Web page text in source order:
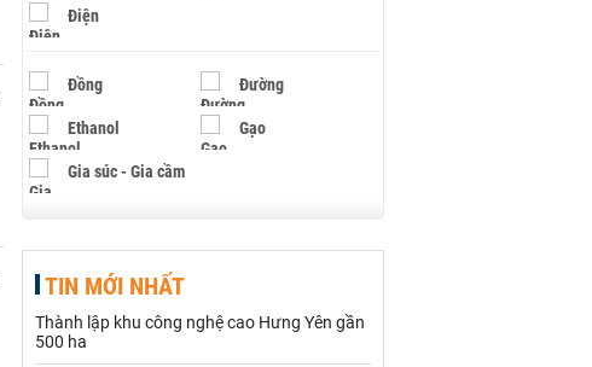
Điện
Đồng Đường
Ethanol Gạo
Gia súc - Gia cầm
Hạt điều
Khí đốt
TIN MỚI NHẤT
Thành lập khu công nghệ cao Hưng Yên gần
500 ha